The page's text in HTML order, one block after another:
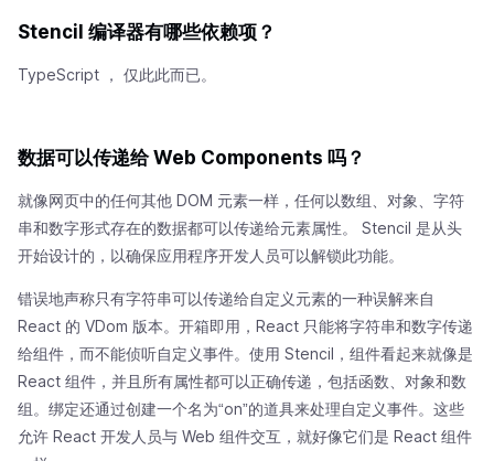
Stencil 编译器有哪些依赖项？
TypeScript ， 仅此此而已。
数据可以传递给 Web Components 吗？
就像网页中的任何其他 DOM 元素一样，任何以数组、对象、字符
串和数字形式存在的数据都可以传递给元素属性。 Stencil 是从头
开始设计的，以确保应用程序开发人员可以解锁此功能。
错误地声称只有字符串可以传递给自定义元素的一种误解来自
React 的 VDom 版本。开箱即用，React 只能将字符串和数字传递
给组件，而不能侦听自定义事件。使用 Stencil，组件看起来就像是
React 组件，并且所有属性都可以正确传递，包括函数、对象和数
组。绑定还通过创建一个名为“on”的道具来处理自定义事件。这些
允许 React 开发人员与 Web 组件交互，就好像它们是 React 组件